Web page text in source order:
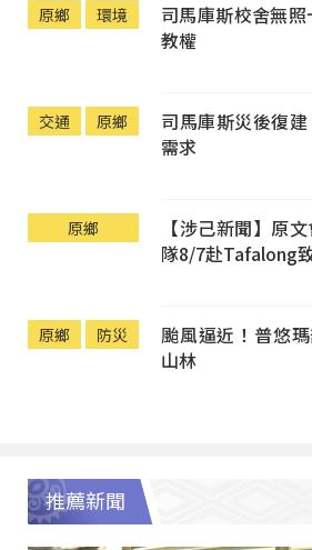
原鄉 環境
司馬庫斯校舍無
教權
交通 原鄉
司馬庫斯災後復
需求
原鄉
【涉己新聞】原
隊8/7赴Tafalong
原鄉 防災
颱風逼近！普悠
山林
推薦新聞